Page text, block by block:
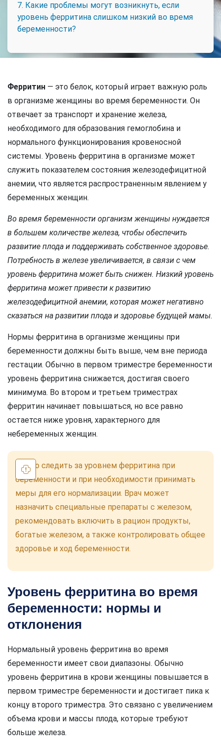
7. Какие проблемы могут возникнуть, если
уровень ферритина слишком низкий во время
беременности?
Ферритин — это белок, который играет важную роль
в организме женщины во время беременности. Он
отвечает за транспорт и хранение железа,
необходимого для образования гемоглобина и
нормального функционирования кровеносной
системы. Уровень ферритина в организме может
служить показателем состояния железодефицитной
анемии, что является распространенным явлением у
беременных женщин.
Во время беременности организм женщины нуждается
в большем количестве железа, чтобы обеспечить
развитие плода и поддерживать собственное здоровье.
Потребность в железе увеличивается, в связи с чем
уровень ферритина может быть снижен. Низкий уровень
ферритина может привести к развитию
железодефицитной анемии, которая может негативно
сказаться на развитии плода и здоровье будущей мамы.
Нормы ферритина в организме женщины при
беременности должны быть выше, чем вне периода
гестации. Обычно в первом триместре беременности
уровень ферритина снижается, достигая своего
минимума. Во втором и третьем триместрах
ферритин начинает повышаться, но все равно
остается ниже уровня, характерного для
небеременных женщин.
Важно следить за уровнем ферритина при
беременности и при необходимости принимать
меры для его нормализации. Врач может
назначить специальные препараты с железом,
рекомендовать включить в рацион продукты,
богатые железом, а также контролировать общее
здоровье и ход беременности.
Уровень ферритина во время
беременности: нормы и
отклонения
Нормальный уровень ферритина во время
беременности имеет свои диапазоны. Обычно
уровень ферритина в крови женщины повышается в
первом триместре беременности и достигает пика к
концу второго триместра. Это связано с увеличением
объема крови и массы плода, которые требуют
больше железа.